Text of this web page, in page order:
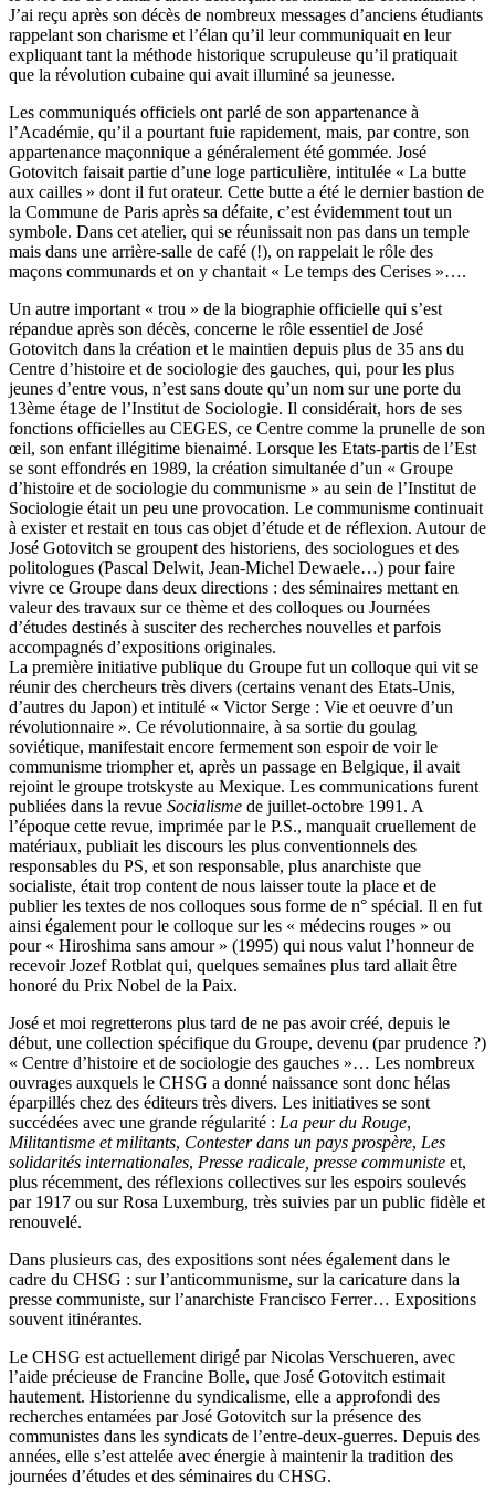
J’ai reçu après son décès de nombreux messages d’anciens étudiants
rappelant son charisme et l’élan qu’il leur communiquait en leur
expliquant tant la méthode historique scrupuleuse qu’il pratiquait
que la révolution cubaine qui avait illuminé sa jeunesse.
Les communiqués officiels ont parlé de son appartenance à
l’Académie, qu’il a pourtant fuie rapidement, mais, par contre, son
appartenance maçonnique a généralement été gommée. José
Gotovitch faisait partie d’une loge particulière, intitulée « La butte
aux cailles » dont il fut orateur. Cette butte a été le dernier bastion de
la Commune de Paris après sa défaite, c’est évidemment tout un
symbole. Dans cet atelier, qui se réunissait non pas dans un temple
mais dans une arrière-salle de café (!), on rappelait le rôle des
maçons communards et on y chantait « Le temps des Cerises »….
Un autre important « trou » de la biographie officielle qui s’est
répandue après son décès, concerne le rôle essentiel de José
Gotovitch dans la création et le maintien depuis plus de 35 ans du
Centre d’histoire et de sociologie des gauches, qui, pour les plus
jeunes d’entre vous, n’est sans doute qu’un nom sur une porte du
13ème étage de l’Institut de Sociologie. Il considérait, hors de ses
fonctions officielles au CEGES, ce Centre comme la prunelle de son
œil, son enfant illégitime bienaimé. Lorsque les Etats-partis de l’Est
se sont effondrés en 1989, la création simultanée d’un « Groupe
d’histoire et de sociologie du communisme » au sein de l’Institut de
Sociologie était un peu une provocation. Le communisme continuait
à exister et restait en tous cas objet d’étude et de réflexion. Autour de
José Gotovitch se groupent des historiens, des sociologues et des
politologues (Pascal Delwit, Jean-Michel Dewaele…) pour faire
vivre ce Groupe dans deux directions : des séminaires mettant en
valeur des travaux sur ce thème et des colloques ou Journées
d’études destinés à susciter des recherches nouvelles et parfois
accompagnés d’expositions originales.
La première initiative publique du Groupe fut un colloque qui vit se
réunir des chercheurs très divers (certains venant des Etats-Unis,
d’autres du Japon) et intitulé « Victor Serge : Vie et oeuvre d’un
révolutionnaire ». Ce révolutionnaire, à sa sortie du goulag
soviétique, manifestait encore fermement son espoir de voir le
communisme triompher et, après un passage en Belgique, il avait
rejoint le groupe trotskyste au Mexique. Les communications furent
publiées dans la revue Socialisme de juillet-octobre 1991. A
l’époque cette revue, imprimée par le P.S., manquait cruellement de
matériaux, publiait les discours les plus conventionnels des
responsables du PS, et son responsable, plus anarchiste que
socialiste, était trop content de nous laisser toute la place et de
publier les textes de nos colloques sous forme de n° spécial. Il en fut
ainsi également pour le colloque sur les « médecins rouges » ou
pour « Hiroshima sans amour » (1995) qui nous valut l’honneur de
recevoir Jozef Rotblat qui, quelques semaines plus tard allait être
honoré du Prix Nobel de la Paix.
José et moi regretterons plus tard de ne pas avoir créé, depuis le
début, une collection spécifique du Groupe, devenu (par prudence ?)
« Centre d’histoire et de sociologie des gauches »… Les nombreux
ouvrages auxquels le CHSG a donné naissance sont donc hélas
éparpillés chez des éditeurs très divers. Les initiatives se sont
succédées avec une grande régularité : La peur du Rouge,
Militantisme et militants, Contester dans un pays prospère, Les
solidarités internationales, Presse radicale, presse communiste et,
plus récemment, des réflexions collectives sur les espoirs soulevés
par 1917 ou sur Rosa Luxemburg, très suivies par un public fidèle et
renouvelé.
Dans plusieurs cas, des expositions sont nées également dans le
cadre du CHSG : sur l’anticommunisme, sur la caricature dans la
presse communiste, sur l’anarchiste Francisco Ferrer… Expositions
souvent itinérantes.
Le CHSG est actuellement dirigé par Nicolas Verschueren, avec
l’aide précieuse de Francine Bolle, que José Gotovitch estimait
hautement. Historienne du syndicalisme, elle a approfondi des
recherches entamées par José Gotovitch sur la présence des
communistes dans les syndicats de l’entre-deux-guerres. Depuis des
années, elle s’est attelée avec énergie à maintenir la tradition des
journées d’études et des séminaires du CHSG.